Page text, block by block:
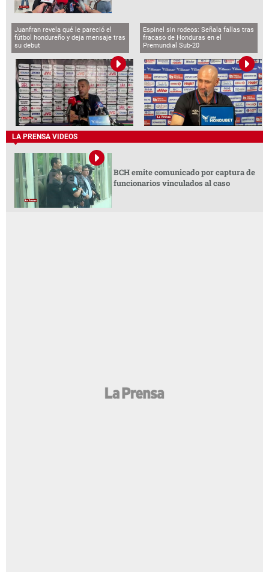
Juanfran revela qué le pareció el
fútbol hondureño y deja mensaje tras
su debut
Espinel sin rodeos: Señala fallas tras
fracaso de Honduras en el
Premundial Sub-20
LA PRENSA VIDEOS
BCH emite comunicado por captura de
funcionarios vinculados al caso